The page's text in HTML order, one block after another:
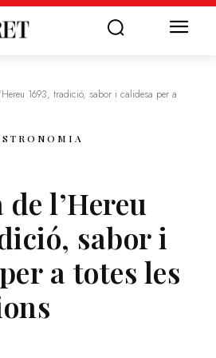
1693, tradició, sabor i calidesa per a
l’Hereu
sabor i
a totes les